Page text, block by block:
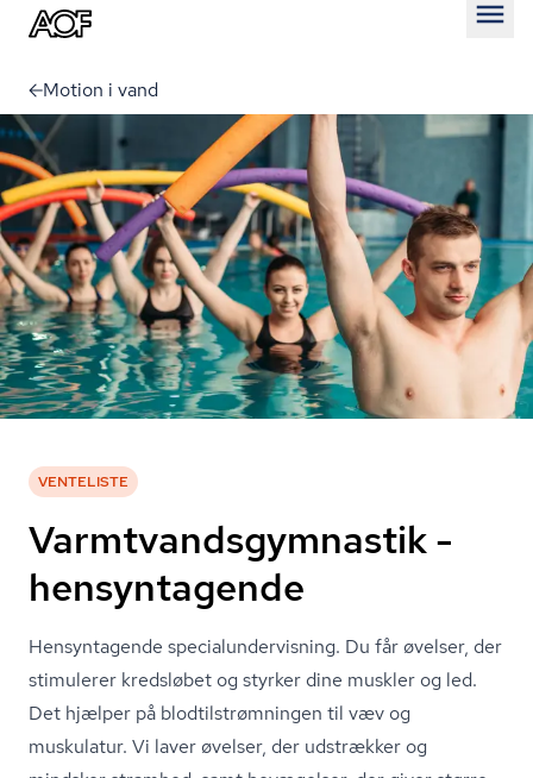
Motion i vand
VENTELISTE
Varmtvandsgymnastik -
hensyntagende
Hensyntagende spe­ci­a­lun­der­vis­ning. Du får øvelser, der
stimulerer kredsløbet og styrker dine muskler og led.
Det hjælper på blodtil­strøm­nin­gen til væv og
muskulatur. Vi laver øvelser, der udstrækker og